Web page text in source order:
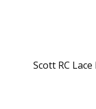
Scott RC